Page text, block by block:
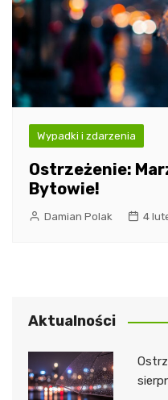
Wypadki i zdarzenia
Ostrzeżenie:
Bytowie!
Damian Polak 4
Aktualności